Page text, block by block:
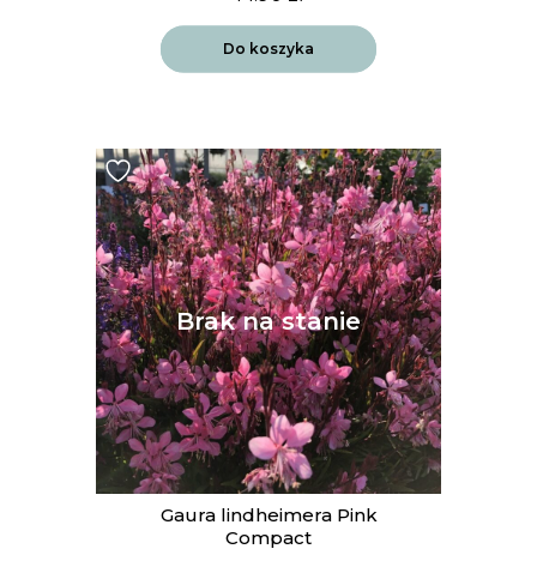
Do koszyka
Gaura lindheimera Pink
Compact